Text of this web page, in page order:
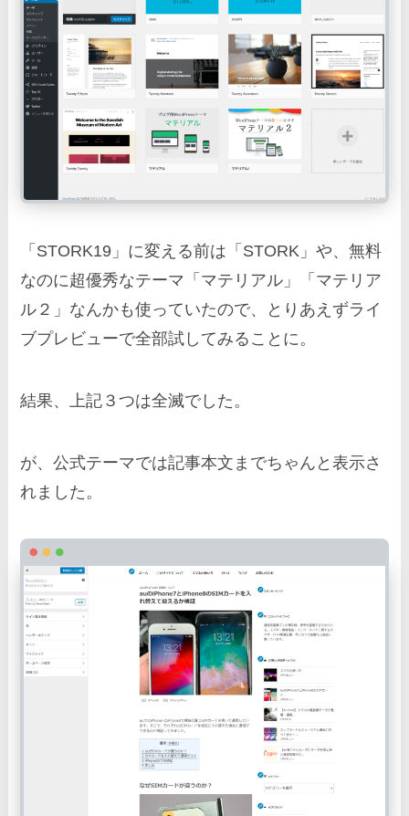
「STORK19」に変える前は「STORK」や、無料
なのに超優秀なテーマ「マテリアル」「マテリア
ル２」なんかも使っていたので、とりあえずライ
ブプレビューで全部試してみることに。
結果、上記３つは全滅でした。
が、公式テーマでは記事本文までちゃんと表示さ
れました。